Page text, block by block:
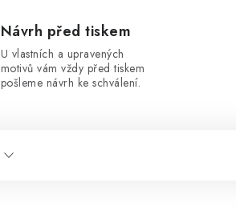
Návrh před tiskem
U vlastních a upravených
motivů vám vždy před tiskem
pošleme návrh ke schválení.